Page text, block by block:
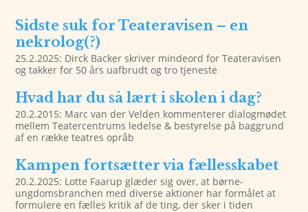
Sidste suk for Teateravisen – en
nekrolog(?)
25.2.2025: Dirck Backer skriver mindeord for Teateravisen
og takker for 50 års uafbrudt og tro tjeneste
Hvad har du så lært i skolen i dag?
20.2.2015: Marc van der Velden kommenterer dialogmødet
mellem Teatercentrums ledelse & bestyrelse på baggrund
af en række teatres opråb
Kampen fortsætter via fællesskabet
20.2.2025: Lotte Faarup glæder sig over, at børne-
ungdomsbranchen med diverse aktioner har formålet at
formulere en fælles kritik af de ting, der sker i tiden